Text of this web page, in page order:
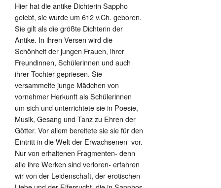
Hier hat die antike Dichterin Sappho
gelebt, sie wurde um 612 v.Ch. geboren.
Sie gilt als die größte Dichterin der
Antike. In ihren Versen wird die
Schönheit der jungen Frauen, ihrer
Freundinnen, Schülerinnen und auch
ihrer Tochter gepriesen. Sie
versammelte junge Mädchen von
vornehmer Herkunft als Schülerinnen
um sich und unterrichtete sie in Poesie,
Musik, Gesang und Tanz zu Ehren der
Götter. Vor allem bereitete sie sie für den
Eintritt in die Welt der Erwachsenen vor.
Nur von erhaltenen Fragmenten- denn
alle ihre Werken sind verloren- erfahren
wir von der Leidenschaft, der erotischen